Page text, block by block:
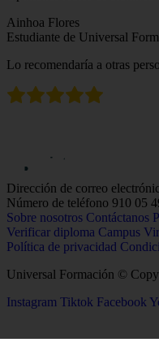
Ainhoa Flores
Estudiante de Universal
Lo recomendaría a otras
Dirección de correo
Número de teléfono 910 05
Sobre nosotros Contáctanos
Verificar diploma Campus
Política de privacidad
Universal Formación ©
Instagram Tiktok Facebook